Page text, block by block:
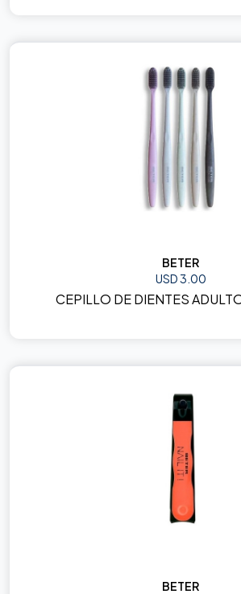
BETER
USD 3.00
CEPILLO DE DIENTES
BETER